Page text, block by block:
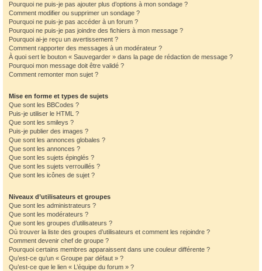
Pourquoi ne puis-je pas ajouter plus d’options à mon sondage ?
Comment modifier ou supprimer un sondage ?
Pourquoi ne puis-je pas accéder à un forum ?
Pourquoi ne puis-je pas joindre des fichiers à mon message ?
Pourquoi ai-je reçu un avertissement ?
Comment rapporter des messages à un modérateur ?
À quoi sert le bouton « Sauvegarder » dans la page de rédaction de message ?
Pourquoi mon message doit être validé ?
Comment remonter mon sujet ?
Mise en forme et types de sujets
Que sont les BBCodes ?
Puis-je utiliser le HTML ?
Que sont les smileys ?
Puis-je publier des images ?
Que sont les annonces globales ?
Que sont les annonces ?
Que sont les sujets épinglés ?
Que sont les sujets verrouillés ?
Que sont les icônes de sujet ?
Niveaux d’utilisateurs et groupes
Que sont les administrateurs ?
Que sont les modérateurs ?
Que sont les groupes d’utilisateurs ?
Où trouver la liste des groupes d’utilisateurs et comment les rejoindre ?
Comment devenir chef de groupe ?
Pourquoi certains membres apparaissent dans une couleur différente ?
Qu’est-ce qu’un « Groupe par défaut » ?
Qu’est-ce que le lien « L’équipe du forum » ?